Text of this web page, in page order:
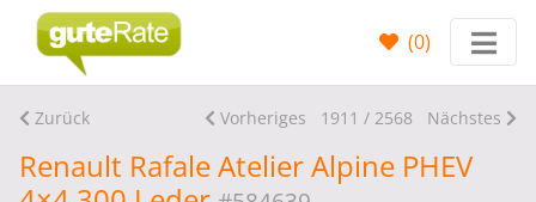
(0)
Zurück Vorheriges 1911 / 2568 Nächstes
Renault Rafale Atelier Alpine PHEV